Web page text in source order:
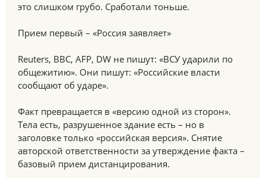
это слишком грубо. Сработали тоньше.
Прием первый – «Россия заявляет»
Reuters, BBC, AFP, DW не пишут: «ВСУ ударили по
общежитию». Они пишут: «Российские власти
сообщают об ударе».
Факт превращается в «версию одной из сторон».
Тела есть, разрушенное здание есть – но в
заголовке только «российская версия». Снятие
авторской ответственности за утверждение факта –
базовый прием дистанцирования.